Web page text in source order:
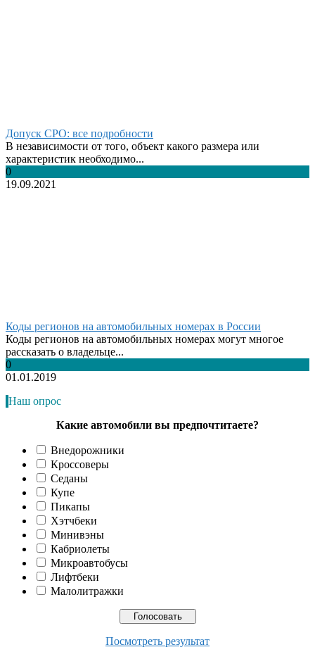
Допуск СРО: все подробности
В независимости от того, объект какого размера или
характеристик необходимо...
0
19.09.2021
Коды регионов на автомобильных номерах в России
Коды регионов на автомобильных номерах могут многое
рассказать о владельце...
0
01.01.2019
Наш опрос
Какие автомобили вы предпочтитаете?
Внедорожники
Кроссоверы
Седаны
Купе
Пикапы
Хэтчбеки
Минивэны
Кабриолеты
Микроавтобусы
Лифтбеки
Малолитражки
Посмотреть результат